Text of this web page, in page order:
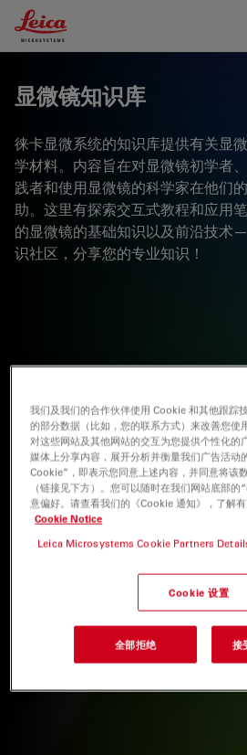
Leica Microsystems Logo
显微镜知识库
徕卡显微系统的知识库提供有关显
学材料。内容旨在对显微镜初学者
践者和使用显微镜的科学家在他们
助。这里有探索交互式教程和应用
的显微镜的基础知识以及前沿技
识社区，分享您的专业知识！
我们及我们的合作伙伴使用 Cookie 和其他跟踪
的部分数据（比如，您的联系方式）来改善您使
对这些网站及其他网站的交互为您提供个性化的
媒体上分享内容，展开分析并衡量我们广告活动
Cookie”，即表示您同意上述内容，并同意将该
（链接见下方）。您可以随时在我们网站底部
意偏好。请查看我们的《Cookie 通知》，了解
Cookie Notice
Leica Microsystems Cookie Partners
Cookie 设置
全部拒绝 接